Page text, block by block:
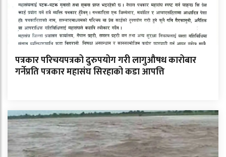
पत्रकार परिचयपत्रको दुरुपयोग गरी लागुऔषध कारोबार
गर्नेप्रति पत्रकार महासंघ सिरहाको कडा आपत्ति